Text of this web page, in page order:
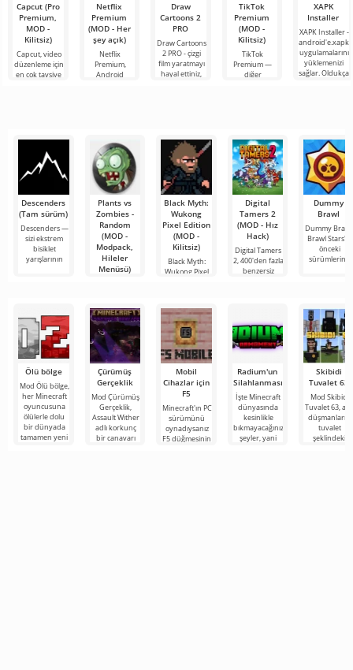
Capcut (Pro
Premium,
MOD -
Kilitsiz)
Capcut, video
düzenleme için
en çok tavsiye
Netflix
Premium
(MOD - Her
şey açık)
Netflix
Premium,
Android
Draw
Cartoons 2
PRO
Draw Cartoons
2 PRO - çizgi
film yaratmayı
hayal ettiniz,
TikTok
Premium
(MOD -
Kilitsiz)
TikTok
Premium —
diğer
sağlayan
XAPK
Installer
XAPK Installer -
android'e.xapk
uygulamalarını
yüklemenizi
sağlar. Oldukça
Descenders
(Tam sürüm)
Descenders —
sizi ekstrem
bisiklet
yarışlarının
Plants vs
Zombies -
Random
(MOD -
Modpack,
Hileler
Menüsü)
versiyonun
tüm
Black Myth:
Wukong
Pixel Edition
(MOD -
Kilitsiz)
Black Myth:
Wukong Pixel
Digital
Tamers 2
(MOD - Hız
Hack)
Digital Tamers
2, 400'den fazla
benzersiz
Dummy
Brawl
Dummy
Brawl Stars'ın
önceki
sürümlerine
Ölü bölge
Mod Ölü bölge,
her Minecraft
oyuncusuna
ölülerle dolu
bir dünyada
tamamen yeni
Çürümüş
Gerçeklik
Mod Çürümüş
Gerçeklik,
Assault Wither
adlı korkunç
bir canavarı
Mobil
Cihazlar için
F5
Minecraft'ın PC
sürümünü
oynadıysanız
F5 düğmesinin
Radium'un
Silahlanması
İşte Minecraft
dünyasında
kesinlikle
bıkmayacağınız
şeyler, yani
Skibidi
Tuvalet 63
Mod Skibidi
Tuvalet 63,
düşmanların
tuvalet
şeklindeki